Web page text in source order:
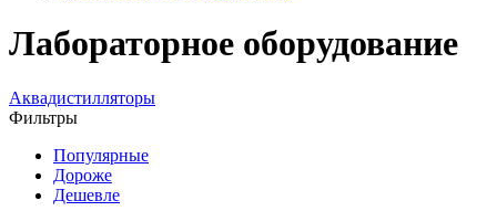
Лабораторное оборудование
Аквадистилляторы
Фильтры
Популярные
Дороже
Дешевле